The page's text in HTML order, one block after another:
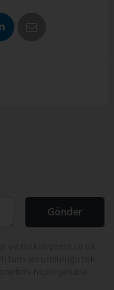
Gönder